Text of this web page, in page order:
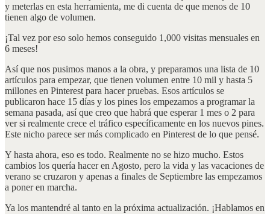
y meterlas en esta herramienta, me di cuenta de que menos de 10
tienen algo de volumen.
¡Tal vez por eso solo hemos conseguido 1,000 visitas mensuales en
6 meses!
Así que nos pusimos manos a la obra, y preparamos una lista de 10
artículos para empezar, que tienen volumen entre 10 mil y hasta 5
millones en Pinterest para hacer pruebas. Esos artículos se
publicaron hace 15 días y los pines los empezamos a programar la
semana pasada, así que creo que habrá que esperar 1 mes o 2 para
ver si realmente crece el tráfico específicamente en los nuevos pines.
Este nicho parece ser más complicado en Pinterest de lo que pensé.
Y hasta ahora, eso es todo. Realmente no se hizo mucho. Estos
cambios los quería hacer en Agosto, pero la vida y las vacaciones de
verano se cruzaron y apenas a finales de Septiembre las empezamos
a poner en marcha.
Ya los mantendré al tanto en la próxima actualización. ¡Hablamos en